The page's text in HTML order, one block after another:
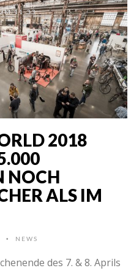
11:33
2018
NOCH
ALS IM
• NEWS
des 7. & 8. Aprils